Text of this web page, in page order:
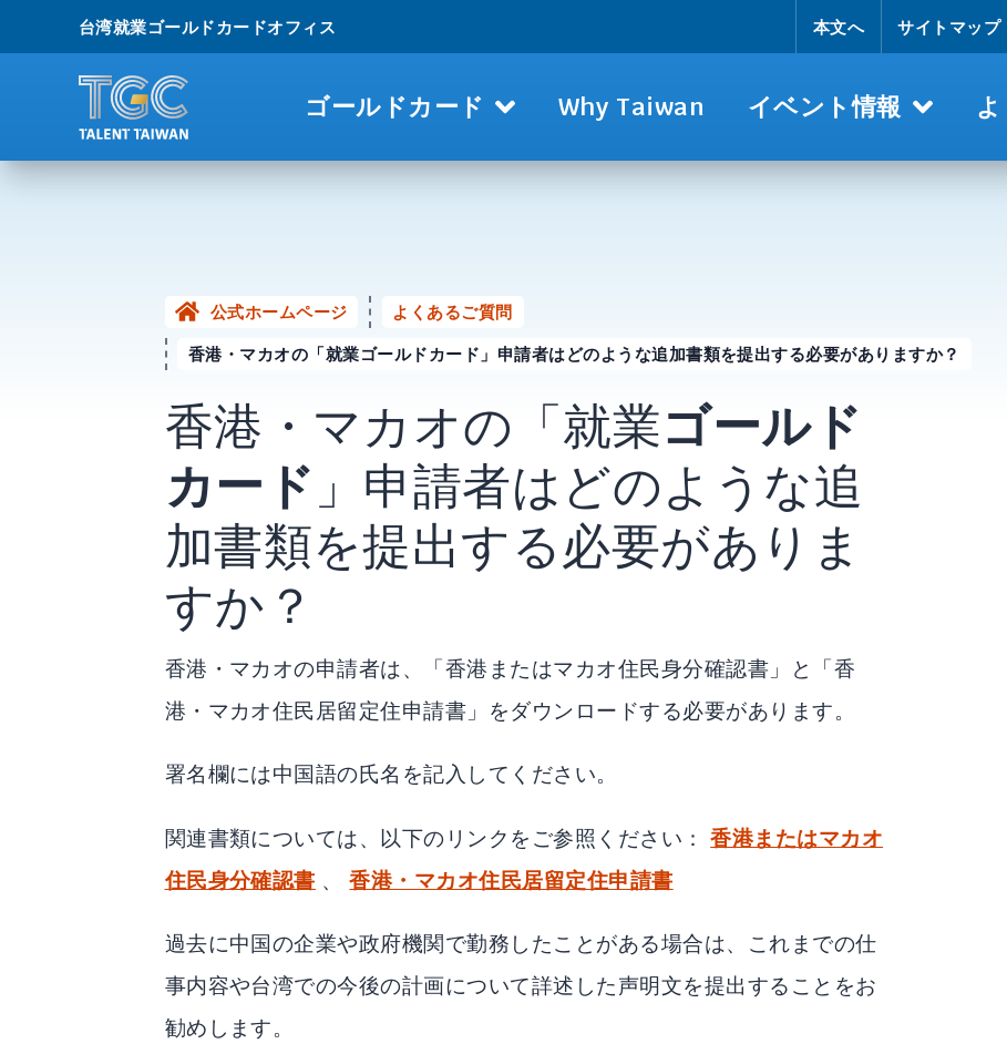
台湾就業ゴールドカードオフィス 本文へ サイトマップ
ゴールドカード Why Taiwan イベント情報
公式ホームページ よくあるご質問
香港・マカオの「就業ゴールドカード」申請者はどのような追加書類を提出する必要がありますか？
香港・マカオの「就業ゴールド
カード 」申請者はどのような追
加書類を提出する必要がありま
すか？
香港・マカオの申請者は、「香港またはマカオ住民身分確認書」と「香
港・マカオ住民居留定住申請書」をダウンロードする必要があります。
署名欄には中国語の氏名を記入してください。
関連書類については、以下のリンクをご参照ください：香港またはマカオ
住民身分確認書 、香港・マカオ住民居留定住申請書
過去に中国の企業や政府機関で勤務したことがある場合は、これまでの仕
事内容や台湾での今後の計画について詳述した声明文を提出することをお
勧めします。